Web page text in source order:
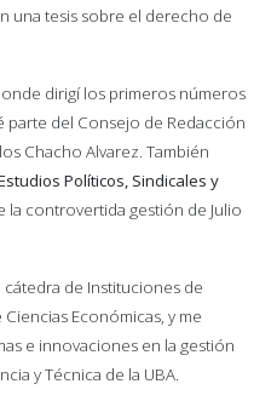
una tesis sobre el derecho de
dirigí los primeros números
parte del Consejo de Redacción
Chacho Alvarez. También
Políticos, Sindicales y
la controvertida gestión de Julio
de Instituciones de
Económicas, y me
e innovaciones en la gestión
y Técnica de la UBA.